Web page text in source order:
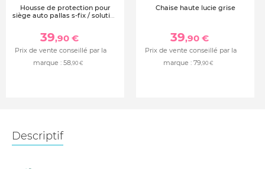
Housse de protection pour
siège auto pallas s-fix / solution
39,90 €
Prix de vente conseillé par la
marque : 58,90 €
Chaise haute lucie grise
39,90 €
Prix de vente conseillé par la
marque : 79,90 €
Descriptif